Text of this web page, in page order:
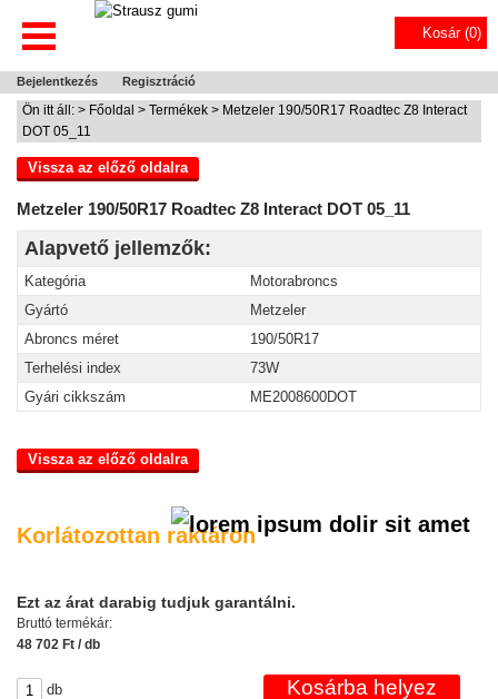
Kosár (0)
Bejelentkezés Regisztráció
Ön itt áll: > Főoldal > Termékek > Metzeler 190/50R17 Roadtec Z8 Interact
DOT 05_11
Vissza az előző oldalra
Metzeler 190/50R17 Roadtec Z8 Interact DOT 05_11
Alapvető jellemzők:
Kategória
Motorabroncs
Gyártó
Metzeler
Abroncs méret
190/50R17
Terhelési index
73W
Gyári cikkszám
ME2008600DOT
Vissza az előző oldalra
Korlátozottan raktáron
Ezt az árat darabig tudjuk garantálni.
Bruttó termékár:
48 702 Ft / db
db